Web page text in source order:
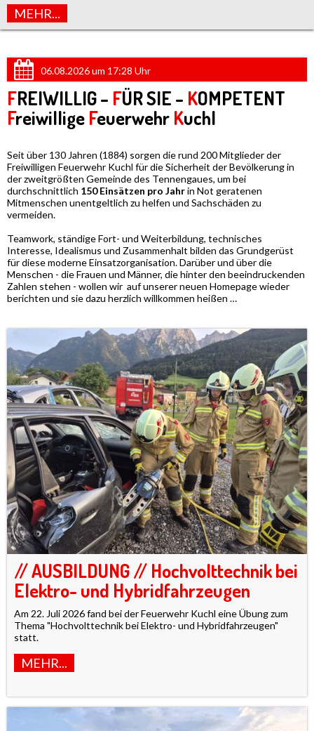
MEHR...
06.08.2026 um 17:28 Uhr
FREIWILLIG – FÜR SIE – KOMPETENT
Freiwillige Feuerwehr Kuchl
Seit über 130 Jahren (1884) sorgen die rund 200 Mitglieder der
Freiwilligen Feuerwehr Kuchl für die Sicherheit der Bevölkerung in
der zweitgrößten Gemeinde des Tennengaues, um bei
durchschnittlich 150 Einsätzen pro Jahrin Not geratenen
Mitmenschen unentgeltlich zu helfen und Sachschäden zu
vermeiden.
Teamwork, ständige Fort- und Weiterbildung, technisches
Interesse, Idealismus und Zusammenhalt bilden das Grundgerüst
für diese moderne Einsatzorganisation. Darüber und über die
Menschen - die Frauen und Männer, die hinter den beeindruckenden
Zahlen stehen - wollen wir auf unserer neuen Homepage wieder
berichten und sie dazu herzlich willkommen heißen …
// AUSBILDUNG // Hochvolttechnik bei
Elektro- und Hybridfahrzeugen
Am 22. Juli 2026 fand bei der Feuerwehr Kuchl eine Übung zum
Thema "Hochvolttechnik bei Elektro- und Hybridfahrzeugen"
statt.
MEHR...